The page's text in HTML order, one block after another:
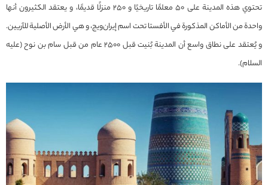
تحتوي هذه المدينة على 50 معلمًا تاريخيًا و 250 منزلًا قديمًا، و يعتقد الكثيرون أنها
واحدة من الأماكن المذكورة في الأفستا تحت اسم إيران‌ویج، و هي الأرض الأصلية للآريين.
و يُعتقد على نطاق واسع أن المدينة بُنيت قبل 2500 عام من قبل سام بن نوح (عليه
السلام).